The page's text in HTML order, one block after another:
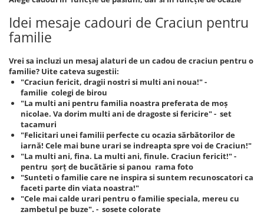
Idei mesaje cadouri de Craciun pentru
familie
Vrei sa incluzi un mesaj alaturi de un cadou de craciun pentru o
familie? Uite cateva sugestii:
"Craciun fericit, dragii nostri si multi ani noua!" -
familie colegi de birou
"La multi ani pentru familia noastra preferata de moș
nicolae. Va dorim multi ani de dragoste si fericire" - set
tacamuri
"Felicitari unei familii perfecte cu ocazia sărbătorilor de
iarnă! Cele mai bune urari se indreapta spre voi de Craciun!"
"La multi ani, fina. La multi ani, finule. Craciun fericit!" -
pentru șorț de bucătărie si panou rama foto
"Sunteti o familie care ne inspira si suntem recunoscatori ca
faceti parte din viata noastra!"
"Cele mai calde urari pentru o familie speciala, mereu cu
zambetul pe buze". - sosete colorate